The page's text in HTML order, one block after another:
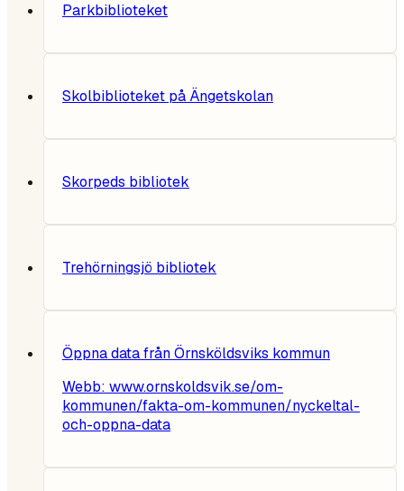
Parkbiblioteket
Skolbiblioteket på Ängetskolan
Skorpeds bibliotek
Trehörningsjö bibliotek
Öppna data från Örnsköldsviks kommun
Webb: www.ornskoldsvik.se/om-
kommunen/fakta-om-kommunen/nyckeltal-
och-oppna-data